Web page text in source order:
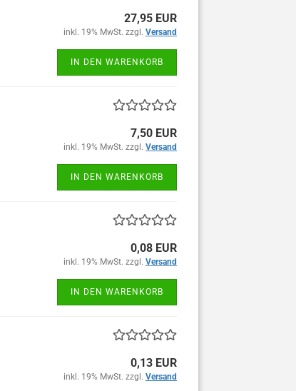
27,95 EUR
inkl. 19% MwSt. zzgl. Versand
IN DEN WARENKORB
7,50 EUR
inkl. 19% MwSt. zzgl. Versand
IN DEN WARENKORB
0,08 EUR
inkl. 19% MwSt. zzgl. Versand
IN DEN WARENKORB
0,13 EUR
inkl. 19% MwSt. zzgl. Versand